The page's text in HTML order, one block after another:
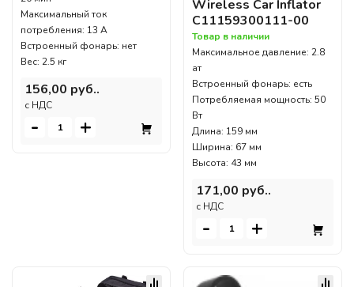
Максимальный ток
потребления: 13 А
Встроенный фонарь: нет
Вес: 2.5 кг
156,00 руб..
c НДС
- +
Wireless Car Inflator
C11159300111-00
Товар в наличии
Максимальное давление: 2.8
ат
Встроенный фонарь: есть
Потребляемая мощность: 50
Вт
Длина: 159 мм
Ширина: 67 мм
Высота: 43 мм
171,00 руб..
c НДС
- +